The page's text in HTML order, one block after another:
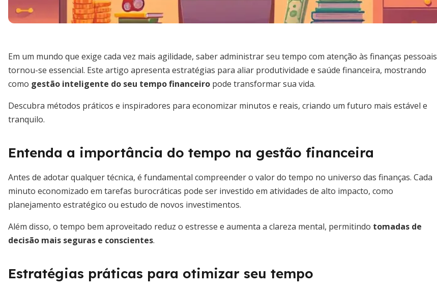
Em um mundo que exige cada vez mais agilidade, saber administrar seu tempo com atenção às finanças pessoais
tornou-se essencial. Este artigo apresenta estratégias para aliar produtividade e saúde financeira, mostrando
como gestão inteligente do seu tempo financeiro pode transformar sua vida.
Descubra métodos práticos e inspiradores para economizar minutos e reais, criando um futuro mais estável e
tranquilo.
Entenda a importância do tempo na gestão financeira
Antes de adotar qualquer técnica, é fundamental compreender o valor do tempo no universo das finanças. Cada
minuto economizado em tarefas burocráticas pode ser investido em atividades de alto impacto, como
planejamento estratégico ou estudo de novos investimentos.
Além disso, o tempo bem aproveitado reduz o estresse e aumenta a clareza mental, permitindo tomadas de
decisão mais seguras e conscientes.
Estratégias práticas para otimizar seu tempo